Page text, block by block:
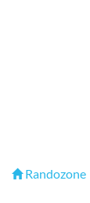
Randozone